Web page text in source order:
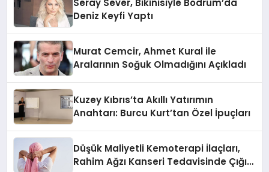
Seray Sever, Bikinisiyle Bodrum’da
Deniz Keyfi Yaptı
Murat Cemcir, Ahmet Kural ile
Aralarının Soğuk Olmadığını Açıkladı
Kuzey Kıbrıs’ta Akıllı Yatırımın
Anahtarı: Burcu Kurt’tan Özel İpuçları
Düşük Maliyetli Kemoterapi İlaçları,
Rahim Ağzı Kanseri Tedavisinde Çığır